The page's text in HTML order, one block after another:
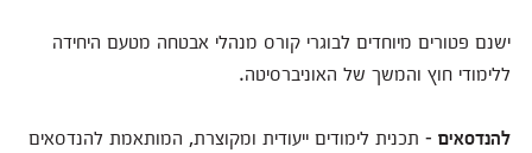
ישנם פטורים מיוחדים לבוגרי קורס מנהלי אבטחה מטעם היחידה
ללימודי חוץ והמשך של האוניברסיטה.
להנדסאים- תכנית לימודים ייעודית ומקוצרת, המותאמת להנדסאים